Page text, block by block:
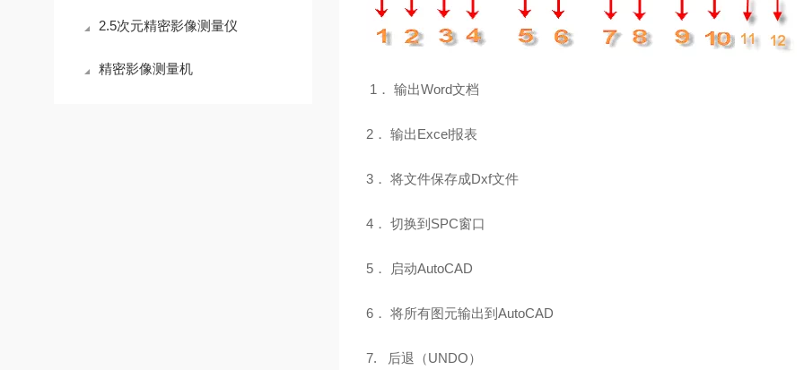
2.5次元精密影像测量仪
精密影像测量机
1． 输出Word文档
2． 输出Excel报表
3． 将文件保存成Dxf文件
4． 切换到SPC窗口
5． 启动AutoCAD
6． 将所有图元输出到AutoCAD
7. 后退（UNDO）